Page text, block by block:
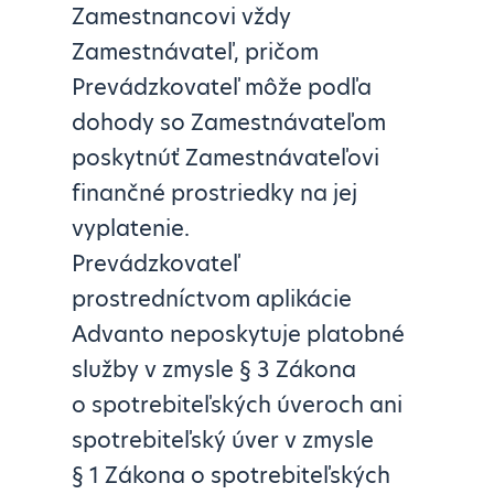
Zamestnancovi vždy
Zamestnávateľ, pričom
Prevádzkovateľ môže podľa
dohody so Zamestnávateľom
poskytnúť Zamestnávateľovi
finančné prostriedky na jej
vyplatenie.
Prevádzkovateľ
prostredníctvom aplikácie
Advanto neposkytuje platobné
služby v zmysle § 3 Zákona
o spotrebiteľských úveroch ani
spotrebiteľský úver v zmysle
§ 1 Zákona o spotrebiteľských